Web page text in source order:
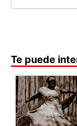
Te puede